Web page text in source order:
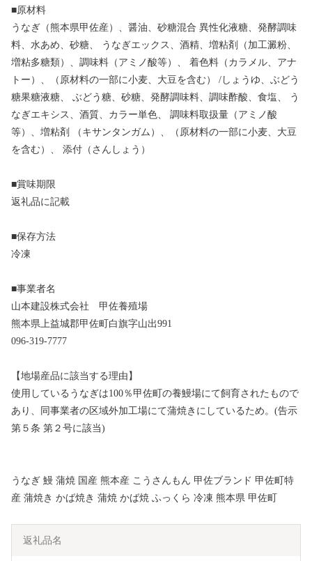
■原材料
うなぎ（熊本県甲佐産）、醤油、砂糖混合 異性化液糖、発酵調味
料、水あめ、砂糖、 うなぎエックス、酒精、増粘剤（加工澱粉、
増粘多糖類）、調味料（アミノ酸等）、 着色料（カラメル、アナ
トー）、（原材料の一部に小麦、大豆を含む） /しょうゆ、ぶどう
糖果糖液糖、 ぶどう糖、砂糖、発酵調味料、調味酢酸、食塩、 う
なぎエキシス、酒質、カラー単色、 調味料取扱量（アミノ酸
等）、増粘剤 （キサンタンガム）、（原材料の一部に小麦、大豆
を含む）、 添付（さんしょう）
■賞味期限
返礼品に記載
■保存方法
冷凍
■事業者名
山本建設株式会社 甲佐養殖場
熊本県上益城郡甲佐町白旗字山出991
096-319-7777
【地場産品に該当する理由】
使用しているうなぎは100％甲佐町の養鰻場にて飼育されたもので
あり、同事業者の区域外加工場にて蒲焼きにしているため。(告示
第５条 第２号に該当)
うなぎ 鰻 蒲焼 国産 熊本産 こうさんもん 甲佐ブランド 甲佐町特
産 蒲焼き かば焼き 蒲焼 かば焼 ふっくら 冷凍 熊本県 甲佐町
返礼品名